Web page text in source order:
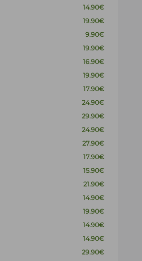
14.90€
19.90€
9.90€
19.90€
16.90€
19.90€
17.90€
24.90€
29.90€
24.90€
27.90€
17.90€
15.90€
21.90€
14.90€
19.90€
14.90€
14.90€
29.90€